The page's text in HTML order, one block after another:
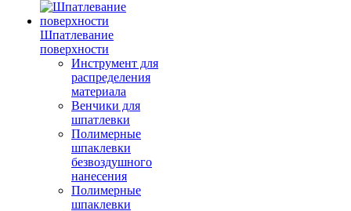
Шпатлевание
поверхности
Инструмент для
распределения
материала
Венчики для
шпатлевки
Полимерные
шпаклевки
безвоздушного
нанесения
Полимерные
шпаклевки